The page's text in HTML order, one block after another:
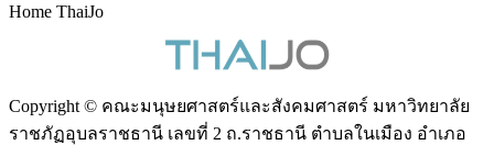
Home ThaiJo
Copyright © คณะมนุษยศาสตร์และสังคมศาสตร์ มหาวิทยาลัย
ราชภัฏอุบลราชธานี เลขที่ 2 ถ.ราชธานี ตำบลในเมือง อำเภอ